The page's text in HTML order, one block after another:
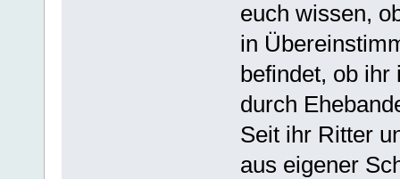
euch wissen,
in
befindet, ob ihr
durch
Seit ihr Ritter
aus eigener